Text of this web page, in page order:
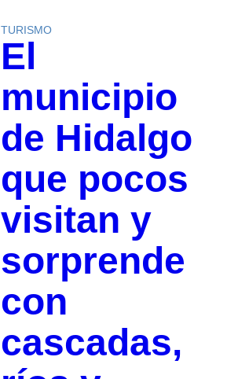
TURISMO
El
municipio
de Hidalgo
que pocos
visitan y
sorprende
con
cascadas,